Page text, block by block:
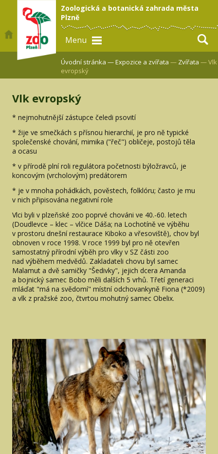
Zoologická a botanická zahrada města
Plzně
Menu
Úvodní stránka —Expozice a zvířata — Zvířata — Vlk
evropský
Vlk evropský
* nejmohutnější zástupce čeledi psovití
* žije ve smečkách s přísnou hierarchií, je pro ně typické
společenské chování, mimika ("řeč") obličeje, postojů těla
a ocasu
* v přírodě plní roli regulátora početnosti býložravců, je
koncovým (vrcholovým) predátorem
* je v mnoha pohádkách, pověstech, folklóru; často je mu
v nich připisována negativní role
Vlci byli v plzeňské zoo poprvé chováni ve 40.-60. letech
(Doudlevce – klec – vlčice Dáša; na Lochotíně ve výběhu
v prostoru dnešní restaurace Kiboko a vřesoviště), chov byl
obnoven v roce 1998. V roce 1999 byl pro ně otevřen
samostatný přírodní výběh pro vlky v SZ části zoo
nad výběhem medvědů. Zakladateli chovu byl samec
Malamut a dvě samičky "Šedivky", jejich dcera Amanda
a bojnický samec Bobo měli dalších 5 vrhů. Třetí generaci
mláďat "má na svědomí" místní odchovankyně Fiona (*2009)
a vlk z pražské zoo, čtvrtou mohutný samec Obelix.